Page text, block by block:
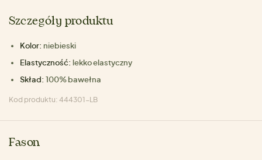
Szczegóły produktu
Kolor: niebieski
Elastyczność: lekko elastyczny
Skład: 100% bawełna
Kod produktu: 444301-LB
Fason